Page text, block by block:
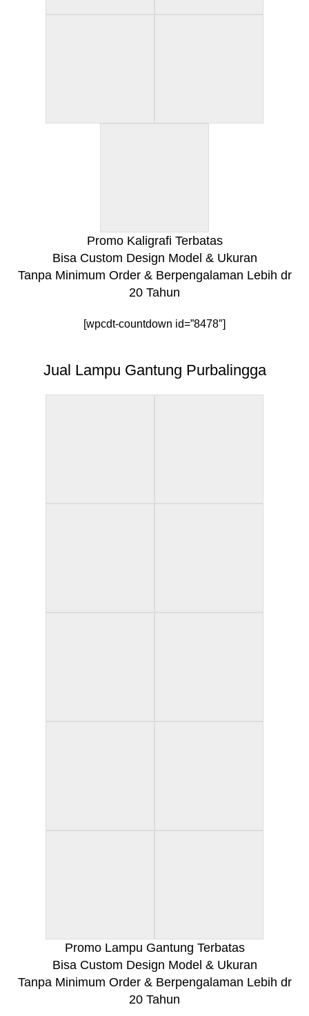
Promo Kaligrafi Terbatas
Bisa Custom Design Model & Ukuran
Tanpa Minimum Order & Berpengalaman Lebih dr
20 Tahun
[wpcdt-countdown id=”8478″]
Jual Lampu Gantung Purbalingga
Promo Lampu Gantung Terbatas
Bisa Custom Design Model & Ukuran
Tanpa Minimum Order & Berpengalaman Lebih dr
20 Tahun